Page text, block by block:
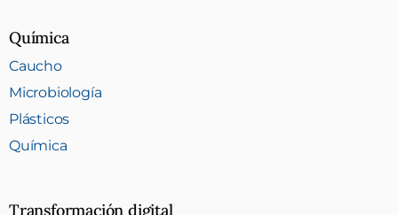
Química
Caucho
Microbiología
Plásticos
Química
Transformación digital